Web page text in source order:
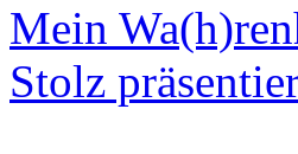
Mein
Stolz